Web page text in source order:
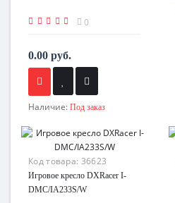
0
0.00 руб.
Наличие: Под заказ
Код товара: 36623
Игровое кресло DXRacer I-
DMC/IA233S/W